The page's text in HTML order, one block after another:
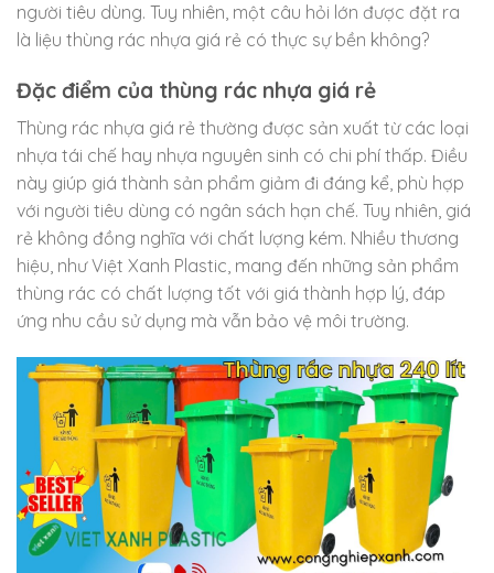
người tiêu dùng. Tuy nhiên, một câu hỏi lớn được đặt ra
là liệu thùng rác nhựa giá rẻ có thực sự bền không?
Đặc điểm của thùng rác nhựa giá rẻ
Thùng rác nhựa giá rẻ thường được sản xuất từ các loại
nhựa tái chế hay nhựa nguyên sinh có chi phí thấp. Điều
này giúp giá thành sản phẩm giảm đi đáng kể, phù hợp
với người tiêu dùng có ngân sách hạn chế. Tuy nhiên, giá
rẻ không đồng nghĩa với chất lượng kém. Nhiều thương
hiệu, như Việt Xanh Plastic, mang đến những sản phẩm
thùng rác có chất lượng tốt với giá thành hợp lý, đáp
ứng nhu cầu sử dụng mà vẫn bảo vệ môi trường.